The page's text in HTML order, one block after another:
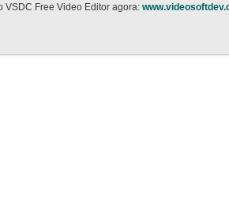
VSDC Free Video Editor agora: